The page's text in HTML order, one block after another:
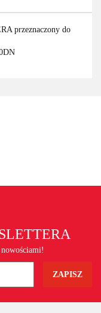
przeznaczony do